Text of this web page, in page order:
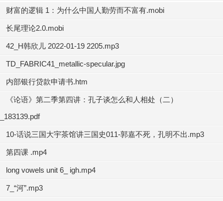
财富的逻辑 1：为什么中国人勤劳而不富有.mobi
长尾理论2.0.mobi
42_H韩欣儿 2022-01-19 2205.mp3
TD_FABRIC41_metallic-specular.jpg
内部银行贷款申请书.htm
《论语》第二季第四讲：孔子谈怎么和人相处（二）
_183139.pdf
10-话说三国大宇茶馆讲三国史011-郭嘉不死，孔明不出.mp3
第四课 .mp4
long vowels unit 6_ igh.mp4
7_“河”.mp3